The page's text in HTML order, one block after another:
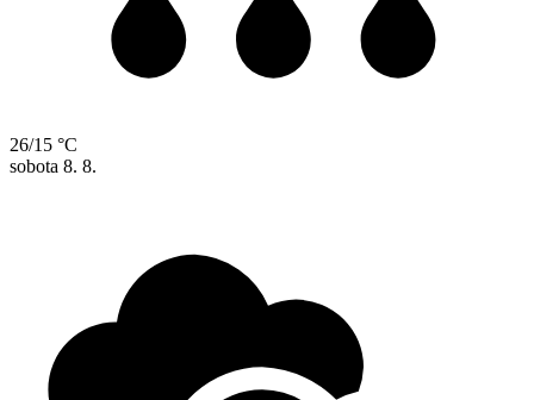
26/15 °C
sobota 8. 8.